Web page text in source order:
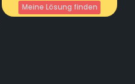
Meine Lösung finden